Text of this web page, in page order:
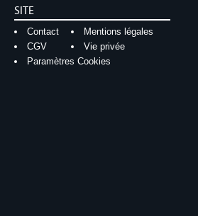
SITE
Contact
Mentions légales
CGV
Vie privée
Paramètres Cookies